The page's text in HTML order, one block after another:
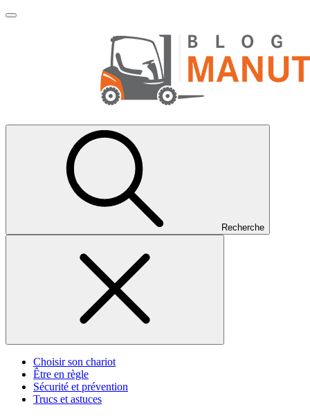
Recherche
Choisir son chariot
Être en règle
Sécurité et prévention
Trucs et astuces